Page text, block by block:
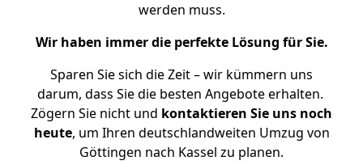
werden muss.
Wir haben immer die perfekte Lösung für Sie.
Sparen Sie sich die Zeit – wir kümmern uns
darum, dass Sie die besten Angebote erhalten.
Zögern Sie nicht und kontaktieren Sie uns noch
heute, um Ihren deutschlandweiten Umzug von
Göttingen nach Kassel zu planen.